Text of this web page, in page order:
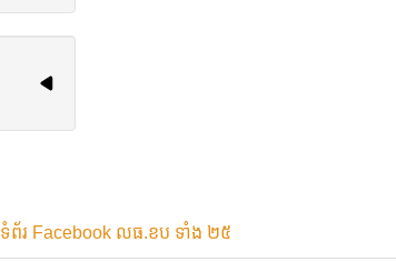
ទំព័រ Facebook លធ.ខប ទាំង ២៥